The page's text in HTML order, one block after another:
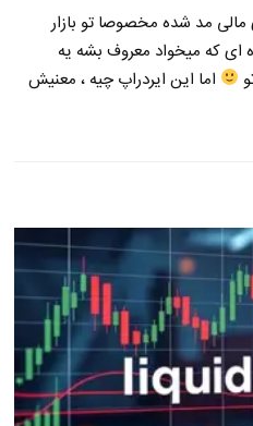
مالی مد شده مخصوصا تو بازار
ای که میخواد معروف بشه یه
اما این ایردراپ چیه ، معنیش